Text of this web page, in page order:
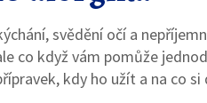
svědění očí a
co když vám pomůže
kdy ho užít a na co